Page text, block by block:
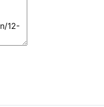
открытку с